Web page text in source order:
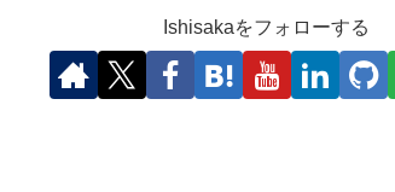
Ishisakaをフォローする